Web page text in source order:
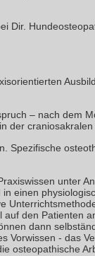
Dir.
– nach dem
der
Spezifische
unter
einen
den Patienten
dann
Vorwissen - das
osteopathische